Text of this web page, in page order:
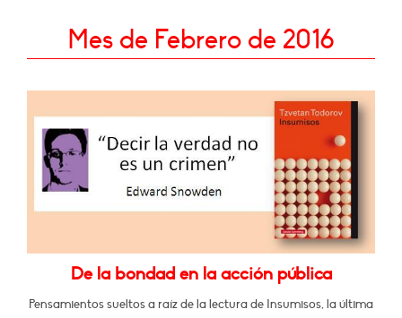
Mes de Febrero de 2016
De la bondad en la acción pública
Pensamientos sueltos a raíz de la lectura de Insumisos, la última